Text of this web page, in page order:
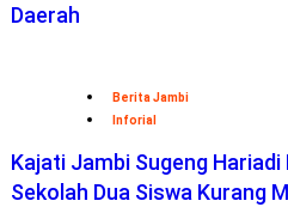
Daerah
Berita Jambi
Inforial
Kajati Jambi Sugeng Hariadi
Sekolah Dua Siswa Kurang